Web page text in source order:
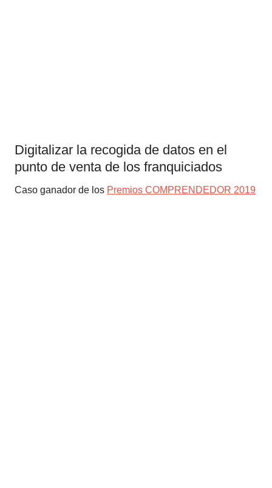
Digitalizar la recogida de datos en el
punto de venta de los franquiciados
Caso ganador de los Premios COMPRENDEDOR 2019